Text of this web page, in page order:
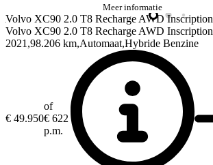
Meer informatie
Volvo XC90 2.0 T8 Recharge AWD Inscription
2021 98.206 km Automaat Hybride Benzine
€ 49.950
of
€ 622
p.m.
Volvo XC90 2.0 T8 Recharge AWD Inscription